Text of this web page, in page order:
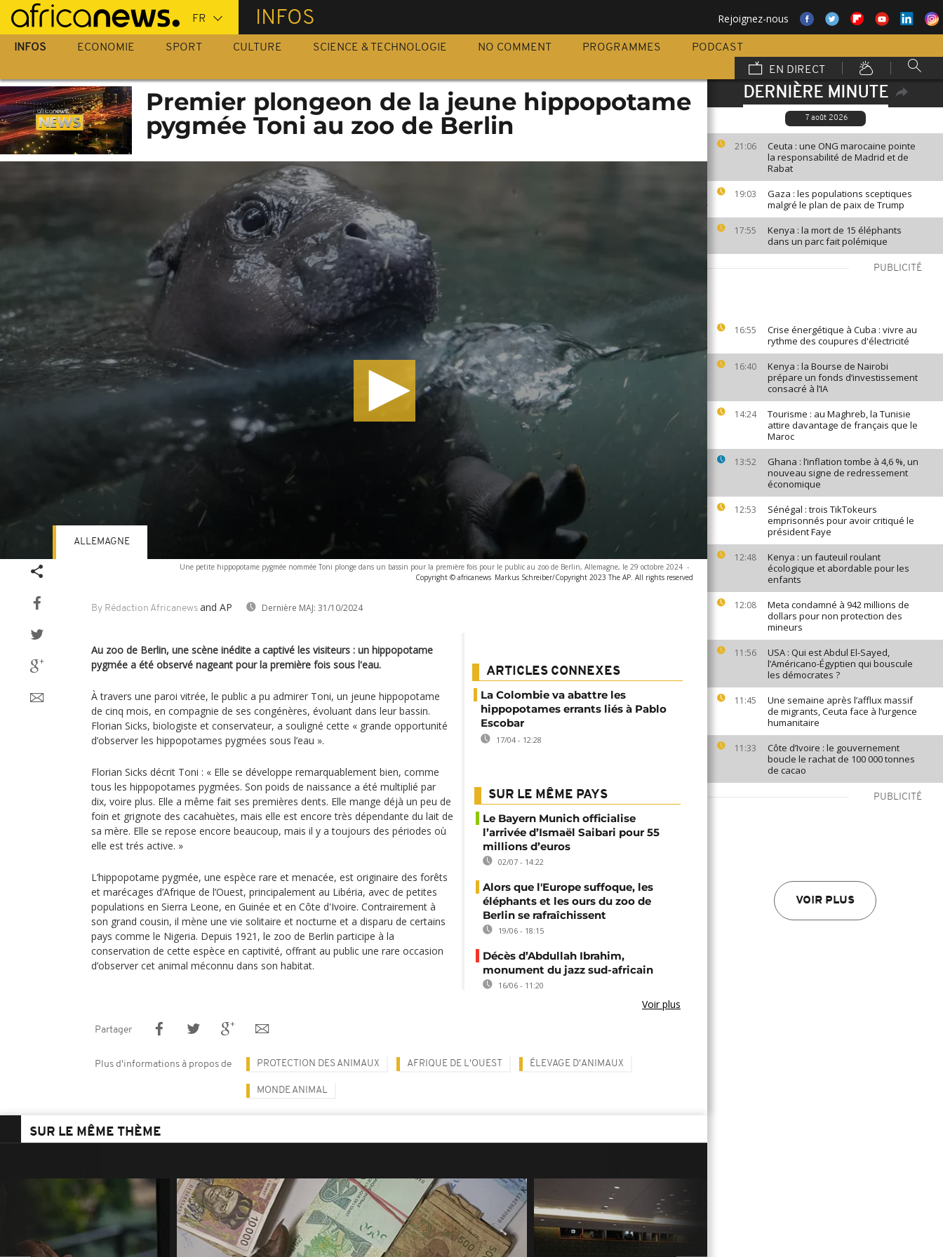
Passer
au
contenu
INFOS Rejoignez-nous
INFOS ECONOMIE SPORT CULTURE SCIENCE & TECHNOLOGIE NO COMMENT PROGRAMMES
PODCAST
EN DIRECT
DERNIÈRE MINUTE
7 août 2026
21:06
Ceuta : une ONG marocaine pointe
la responsabilité de Madrid et de
Rabat
19:03
Gaza : les populations sceptiques
malgré le plan de paix de Trump
17:55
Kenya : la mort de 15 éléphants
dans un parc fait polémique
PUBLICITÉ
16:55
Crise énergétique à Cuba : vivre au
rythme des coupures d'électricité
16:40
Kenya : la Bourse de Nairobi
prépare un fonds d’investissement
consacré à l’IA
14:24
Tourisme : au Maghreb, la Tunisie
attire davantage de français que le
Maroc
13:52
Ghana : l’inflation tombe à 4,6 %, un
nouveau signe de redressement
économique
12:53
Sénégal : trois TikTokeurs
emprisonnés pour avoir critiqué le
président Faye
12:48
Kenya : un fauteuil roulant
écologique et abordable pour les
enfants
12:08
Meta condamné à 942 millions de
dollars pour non protection des
mineurs
11:56
USA : Qui est Abdul El-Sayed,
l’Américano-Égyptien qui bouscule
les démocrates ?
11:45
Une semaine après l’afflux massif
de migrants, Ceuta face à l’urgence
humanitaire
11:33
Côte d’Ivoire : le gouvernement
boucle le rachat de 100 000 tonnes
de cacao
PUBLICITÉ
VOIR PLUS
Premier plongeon de la jeune hippopotame
pygmée Toni au zoo de Berlin
Une petite hippopotame pygmée nommée Toni plonge dans un bassin pour la première fois pour le public au zoo de Berlin, Allemagne, le 29 octobre 2024 -
Copyright © africanews Markus Schreiber/Copyright 2023 The AP. All rights reserved
By Rédaction Africanews and AP Dernière MAJ: 31/10/2024
ALLEMAGNE
Au zoo de Berlin, une scène inédite a captivé les visiteurs : un hippopotame
pygmée a été observé nageant pour la première fois sous l'eau.
À travers une paroi vitrée, le public a pu admirer Toni, un jeune hippopotame
de cinq mois, en compagnie de ses congénères, évoluant dans leur bassin.
Florian Sicks, biologiste et conservateur, a souligné cette « grande opportunité
d’observer les hippopotames pygmées sous l’eau ».
Florian Sicks décrit Toni : « Elle se développe remarquablement bien, comme
tous les hippopotames pygmées. Son poids de naissance a été multiplié par
dix, voire plus. Elle a même fait ses premières dents. Elle mange déjà un peu de
foin et grignote des cacahuètes, mais elle est encore très dépendante du lait de
sa mère. Elle se repose encore beaucoup, mais il y a toujours des périodes où
elle est trés active. »
L’hippopotame pygmée, une espèce rare et menacée, est originaire des forêts
et marécages d’Afrique de l’Ouest, principalement au Libéria, avec de petites
populations en Sierra Leone, en Guinée et en Côte d'Ivoire. Contrairement à
son grand cousin, il mène une vie solitaire et nocturne et a disparu de certains
pays comme le Nigeria. Depuis 1921, le zoo de Berlin participe à la
conservation de cette espèce en captivité, offrant au public une rare occasion
d’observer cet animal méconnu dans son habitat.
ARTICLES CONNEXES
La Colombie va abattre les
hippopotames errants liés à Pablo
Escobar
17/04 - 12:28
SUR LE MÊME PAYS
Le Bayern Munich officialise
l’arrivée d’Ismaël Saibari pour 55
millions d’euros
02/07 - 14:22
Alors que l'Europe suffoque, les
éléphants et les ours du zoo de
Berlin se rafraîchissent
19/06 - 18:15
Décès d’Abdullah Ibrahim,
monument du jazz sud-africain
16/06 - 11:20
Voir plus
Partager
Plus d'informations à propos de PROTECTION DES ANIMAUX AFRIQUE DE L'OUEST ÉLEVAGE D'ANIMAUX
MONDE ANIMAL
SUR LE MÊME THÈME